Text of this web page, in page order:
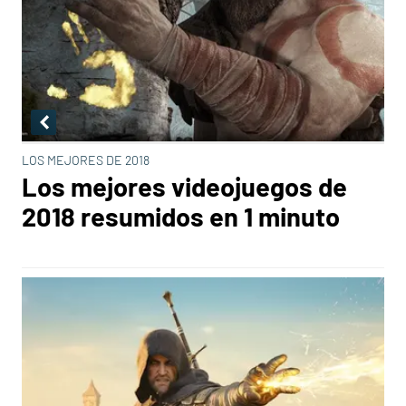
LOS MEJORES DE 2018
Los mejores videojuegos de
2018 resumidos en 1 minuto